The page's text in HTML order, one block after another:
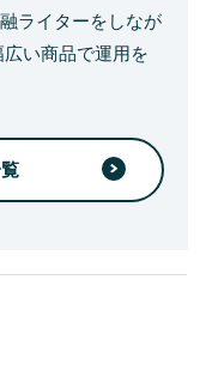
ライターをしなが
い商品で運用を